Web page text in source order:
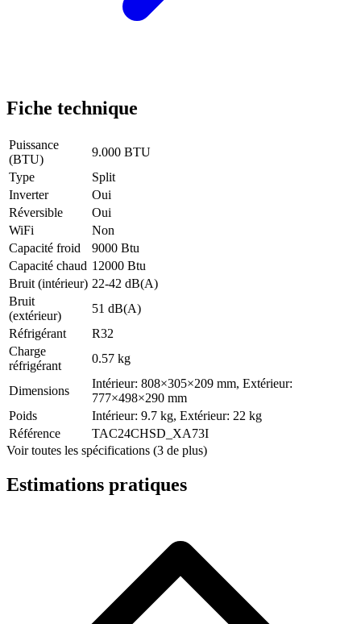
Fiche technique
Puissance
(BTU)
9.000 BTU
Type
Split
Inverter
Oui
Réversible
Oui
WiFi
Non
Capacité froid
9000 Btu
Capacité chaud 12000 Btu
Bruit (intérieur) 22-42 dB(A)
Bruit
(extérieur)
51 dB(A)
Réfrigérant
R32
Charge
réfrigérant
0.57 kg
Dimensions
Intérieur: 808×305×209 mm, Extérieur:
777×498×290 mm
Poids
Intérieur: 9.7 kg, Extérieur: 22 kg
Référence
TAC24CHSD_XA73I
Voir toutes les spécifications (3 de plus)
Estimations pratiques